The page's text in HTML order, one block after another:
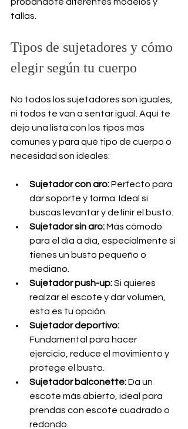
tallas.
Tipos de sujetadores y cómo
elegir según tu cuerpo
No todos los sujetadores son iguales,
ni todos te van a sentar igual. Aquí te
dejo una lista con los tipos más
comunes y para qué tipo de cuerpo o
necesidad son ideales:
Sujetador con aro: Perfecto para
dar soporte y forma. Ideal si
buscas levantar y definir el busto.
Sujetador sin aro: Más cómodo
para el día a día, especialmente si
tienes un busto pequeño o
mediano.
Sujetador push-up: Si quieres
realzar el escote y dar volumen,
esta es tu opción.
Sujetador deportivo:
Fundamental para hacer
ejercicio, reduce el movimiento y
protege el busto.
Sujetador balconette: Da un
escote más abierto, ideal para
prendas con escote cuadrado o
redondo.